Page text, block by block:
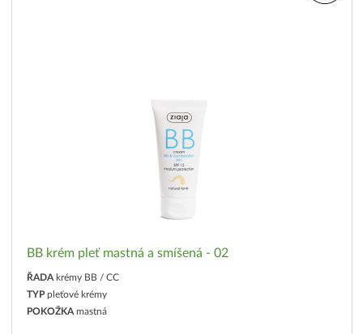
BB krém pleť mastná a smíšená - 02
ŘADA krémy BB / CC
TYP pleťové krémy
POKOŽKA mastná